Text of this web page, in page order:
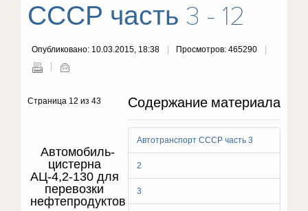
СССР часть 3 - 12
Опубликовано: 10.03.2015, 18:38 Просмотров: 465290
Содержание материала
Автотранспорт СССР часть 3
2
3
Страница 12 из 43
Автомобиль-
цистерна
АЦ-4,2-130 для
перевозки
нефтепродуктов